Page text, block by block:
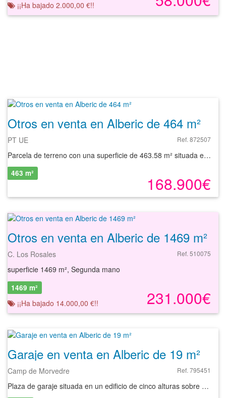
¡¡Ha bajado 2.000,00 €!!
Otros en venta en Alberic de 464 m²
PT UE Ref. 872507
Parcela de terreno con una superficie de 463.58 m² situada en la localidad de Alberic, provincia de Valencia. Se trata de un terreno clasificado como suelo urbanizable sectorizado, con una superficie de 463.58 m², de uso residencial para viviendas en bloque y con una edificabilidad de 1854.33 m²t. La accesibilidad a la zona es buena. La comunicación terrestre por carretera no plantea problemas y proporciona fácil accesibilidad a todas las poblaciones de la comarca y a la capital. La autovía de Levante, la A-7 atraviesa el término municipal de Alberic, teniendo dos entradas a la población, enlazando directamente una de ellas con los polígonos industriales. Además, dispone de estación de tren. La zona está dotada de equipamiento variado, restaurantes, zona deportiva, supermercado, polideportivo, gimnasio, etc. Con nuestros servicios podrá conocer las posibilidades reales de este suelo y valorar sus posibilidades de inversión. Empiece ahora mismo pidiendo más información. Un responsable cercano a usted le atenderá personalmente.
168.900€
463 m²
Otros en venta en Alberic de 1469 m²
C. Los Rosales Ref. 510075
superficie 1469 m², Segunda mano
231.000€
1469 m²
¡¡Ha bajado 14.000,00 €!!
Garaje en venta en Alberic de 19 m²
Camp de Morvedre Ref. 795451
Plaza de garaje situada en un edificio de cinco alturas sobre rasante y una altura bajo rasante, que fue construido en el año 2009. La plaza de garaje esta ubicado en la localidad de Alberic, en la provincia de Valencia.